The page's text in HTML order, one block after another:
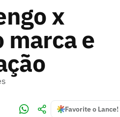
x
marca e
Favorite o